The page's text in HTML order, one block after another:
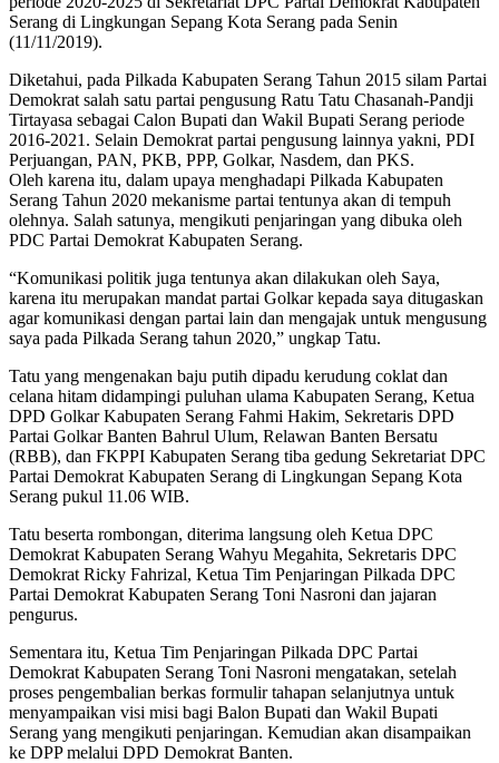
Serang di Lingkungan Sepang Kota Serang pada Senin
(11/11/2019).
Diketahui, pada Pilkada Kabupaten Serang Tahun 2015 silam Partai
Demokrat salah satu partai pengusung Ratu Tatu Chasanah-Pandji
Tirtayasa sebagai Calon Bupati dan Wakil Bupati Serang periode
2016-2021. Selain Demokrat partai pengusung lainnya yakni, PDI
Perjuangan, PAN, PKB, PPP, Golkar, Nasdem, dan PKS.
Oleh karena itu, dalam upaya menghadapi Pilkada Kabupaten
Serang Tahun 2020 mekanisme partai tentunya akan di tempuh
olehnya. Salah satunya, mengikuti penjaringan yang dibuka oleh
PDC Partai Demokrat Kabupaten Serang.
“Komunikasi politik juga tentunya akan dilakukan oleh Saya,
karena itu merupakan mandat partai Golkar kepada saya ditugaskan
agar komunikasi dengan partai lain dan mengajak untuk mengusung
saya pada Pilkada Serang tahun 2020,” ungkap Tatu.
Tatu yang mengenakan baju putih dipadu kerudung coklat dan
celana hitam didampingi puluhan ulama Kabupaten Serang, Ketua
DPD Golkar Kabupaten Serang Fahmi Hakim, Sekretaris DPD
Partai Golkar Banten Bahrul Ulum, Relawan Banten Bersatu
(RBB), dan FKPPI Kabupaten Serang tiba gedung Sekretariat DPC
Partai Demokrat Kabupaten Serang di Lingkungan Sepang Kota
Serang pukul 11.06 WIB.
Tatu beserta rombongan, diterima langsung oleh Ketua DPC
Demokrat Kabupaten Serang Wahyu Megahita, Sekretaris DPC
Demokrat Ricky Fahrizal, Ketua Tim Penjaringan Pilkada DPC
Partai Demokrat Kabupaten Serang Toni Nasroni dan jajaran
pengurus.
Sementara itu, Ketua Tim Penjaringan Pilkada DPC Partai
Demokrat Kabupaten Serang Toni Nasroni mengatakan, setelah
proses pengembalian berkas formulir tahapan selanjutnya untuk
menyampaikan visi misi bagi Balon Bupati dan Wakil Bupati
Serang yang mengikuti penjaringan. Kemudian akan disampaikan
ke DPP melalui DPD Demokrat Banten.